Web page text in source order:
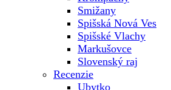
Smižany
Spišská Nová Ves
Spišské Vlachy
Markušovce
Slovenský raj
Recenzie
Ubytko